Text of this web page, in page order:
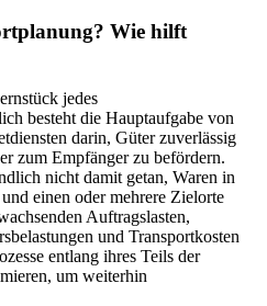
Wie hilft
jedes
besteht die Hauptaufgabe von
darin, Güter zuverlässig
zum Empfänger zu befördern.
nicht damit getan, Waren in
einen oder mehrere Zielorte
Auftragslasten,
und Transportkosten
entlang ihres Teils der
um weiterhin